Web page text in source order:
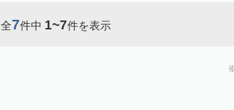
全7件中 1~7件を表示